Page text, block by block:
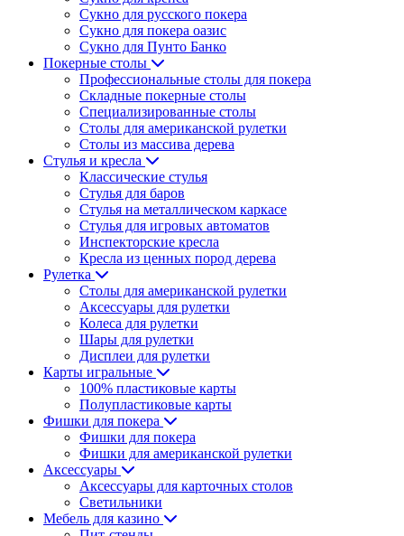
Сукно для русского покера
Сукно для покера оазис
Сукно для Пунто Банко
Покерные столы
Профессиональные столы для покера
Складные покерные столы
Специализированные столы
Столы для американской рулетки
Столы из массива дерева
Стулья и кресла
Классические стулья
Стулья для баров
Стулья на металлическом каркасе
Стулья для игровых автоматов
Инспекторские кресла
Кресла из ценных пород дерева
Рулетка
Столы для американской рулетки
Аксессуары для рулетки
Колеса для рулетки
Шары для рулетки
Дисплеи для рулетки
Карты игральные
100% пластиковые карты
Полупластиковые карты
Фишки для покера
Фишки для покера
Фишки для американской рулетки
Аксессуары
Аксессуары для карточных столов
Светильники
Мебель для казино